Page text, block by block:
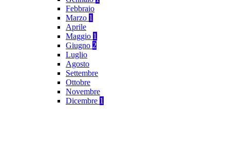
Febbraio
Marzo 1
Aprile
Maggio 1
Giugno 2
Luglio
Agosto
Settembre
Ottobre
Novembre
Dicembre 1